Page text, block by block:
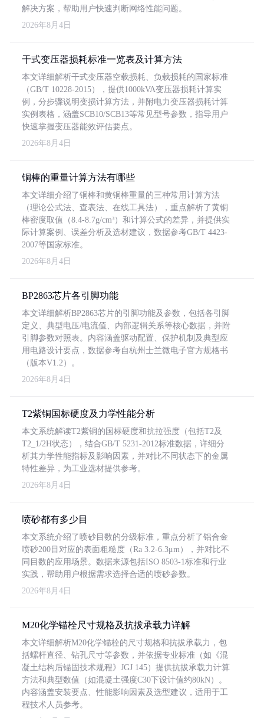
解决方案，帮助用户快速判断网络性能问题。
2026年8月4日
干式变压器损耗标准一览表及计算方法
本文详细解析干式变压器空载损耗、负载损耗的国家标准
（GB/T 10228-2015），提供1000kVA变压器损耗计算实
例，分步骤说明变损计算方法，并附电力变压器损耗计算
实例表格，涵盖SCB10/SCB13等常见型号参数，指导用户
快速掌握变压器能效评估要点。
2026年8月4日
铜棒的重量计算方法有哪些
本文详细介绍了铜棒和黄铜棒重量的三种常用计算方法
（理论公式法、查表法、在线工具法），重点解析了黄铜
棒密度取值（8.4-8.7g/cm³）和计算公式的差异，并提供实
际计算案例、误差分析及选材建议，数据参考GB/T 4423-
2007等国家标准。
2026年8月4日
BP2863芯片各引脚功能
本文详细解析BP2863芯片的引脚功能及参数，包括各引脚
定义、典型电压/电流值、内部逻辑关系等核心数据，并附
引脚参数对照表。内容涵盖驱动配置、保护机制及典型应
用电路设计要点，数据参考自杭州士兰微电子官方规格书
（版本V1.2）。
2026年8月4日
T2紫铜国标硬度及力学性能分析
本文系统解读T2紫铜的国标硬度和抗拉强度（包括T2及
T2_1/2H状态），结合GB/T 5231-2012标准数据，详细分
析其力学性能指标及影响因素，并对比不同状态下的金属
特性差异，为工业选材提供参考。
2026年8月4日
喷砂都有多少目
本文系统介绍了喷砂目数的分级标准，重点分析了铝合金
喷砂200目对应的表面粗糙度（Ra 3.2-6.3μm），并对比不
同目数的应用场景。数据来源包括ISO 8503-1标准和行业
实践，帮助用户根据需求选择合适的喷砂参数。
2026年8月4日
M20化学锚栓尺寸规格及抗拔承载力详解
本文详细解析M20化学锚栓的尺寸规格和抗拔承载力，包
括螺杆直径、钻孔尺寸等参数，并依据专业标准（如《混
凝土结构后锚固技术规程》JGJ 145）提供抗拔承载力计算
方法和典型数值（如混凝土强度C30下设计值约80kN）。
内容涵盖安装要点、性能影响因素及选型建议，适用于工
程技术人员参考。